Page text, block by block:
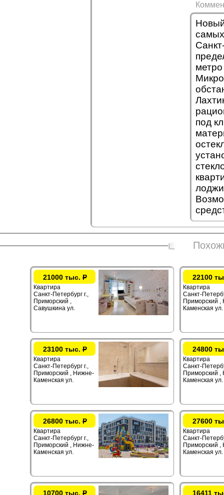
под
21000 тыс.Р
Квартира
Санкт-Петербург г.,
Приморский ,
Савушкина ул.
22100
Квартира
Санкт-
Приморский ,
Каменская ул.
23100 тыс.Р
Квартира
Санкт-Петербург г.,
Приморский , Нижне-
Каменская ул.
24800
Квартира
Санкт-
Приморский ,
Каменская ул.
26800 тыс.Р
Квартира
Санкт-Петербург г.,
Приморский , Нижне-
Каменская ул.
27600
Квартира
Санкт-
Приморский ,
Каменская ул.
10700 тыс.Р 16411